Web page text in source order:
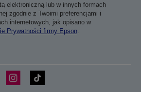
elektroniczną lub w innych formach
zgodnie z Twoimi preferencjami i
internetowych, jak opisano w
Prywatności firmy Epson